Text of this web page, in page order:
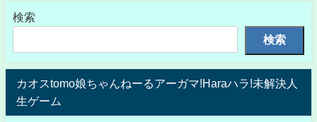
検索
検索
カオスtomo娘ちゃんねーるアーガマ!Haraハラ!未解決人
生ゲーム